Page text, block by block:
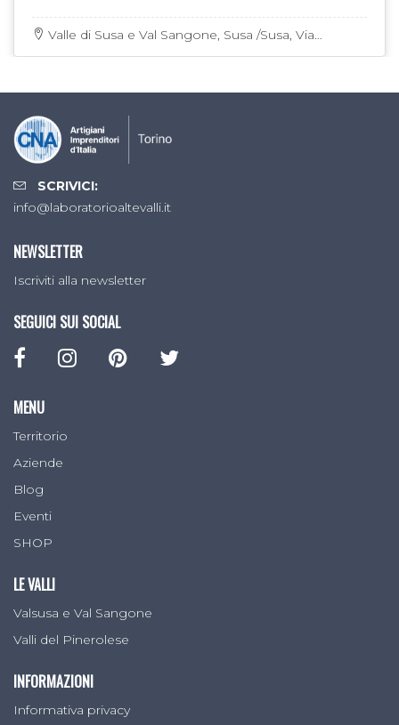
Valle di Susa e Val Sangone, Susa /Susa, Via
SCRIVICI:
info@laboratorioaltevalli.it
NEWSLETTER
Iscriviti alla newsletter
SEGUICI SUI SOCIAL
MENU
Territorio
Aziende
Blog
Eventi
SHOP
LE VALLI
Valsusa e Val Sangone
Valli del Pinerolese
INFORMAZIONI
Informativa privacy